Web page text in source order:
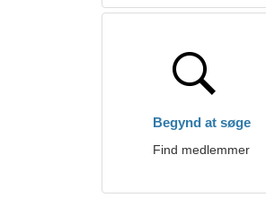
Begynd at søge
Find medlemmer